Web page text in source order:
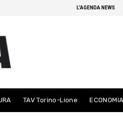
L’AGENDA NEWS
TAV Torino-Lione ECONOMIA